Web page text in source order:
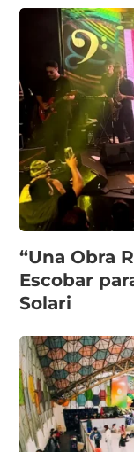
“Una Obra
Escobar
Solari